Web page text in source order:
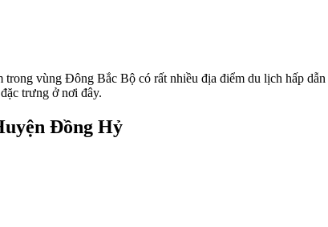
vùng Đông Bắc Bộ có rất nhiều địa điểm du lịch hấp
trưng ở nơi đây.
Đồng Hỷ